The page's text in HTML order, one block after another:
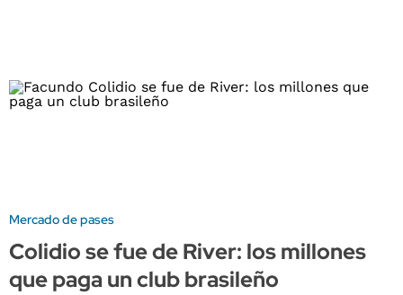
Mercado de pases
Colidio se fue de River: los millones
que paga un club brasileño